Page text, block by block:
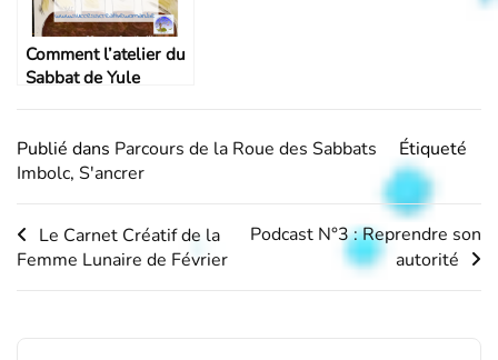
Comment l’atelier du
Sabbat de Yule
Publié dans Parcours de la Roue des Sabbats
Étiqueté
Imbolc, S'ancrer
Navigation
de
Le Carnet Créatif de la
Femme Lunaire de Février
Podcast N°3 : Reprendre son
autorité